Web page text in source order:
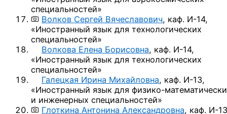
специальностей»
Волков Сергей Вячеславович, каф. И-14,
«Иностранный язык для технологических
специальностей»
Волкова Елена Борисовна, каф. И-14,
«Иностранный язык для технологических
специальностей»
Галецкая Ирина Михайловна, каф. И-13,
«Иностранный язык для физико-
и инженерных специальностей»
Глоткина Антонина Александровна, каф. И-